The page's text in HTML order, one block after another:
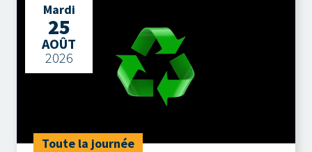
Mardi
25
AOÛT
2026
Toute la journée